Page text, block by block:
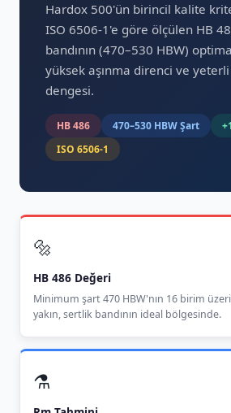
Hardox 500'ün birincil kalite
ISO 6506-1'e göre ölçülen HB
bandının (470–530 HBW)
yüksek aşınma direnci ve
dengesi.
HB 486 470–530 HBW Şart
ISO 6506-1
🔩
HB 486 Değeri
Minimum şart 470 HBW'nın 16 birim
yakın, sertlik bandının ideal bölgesinde.
⚗️